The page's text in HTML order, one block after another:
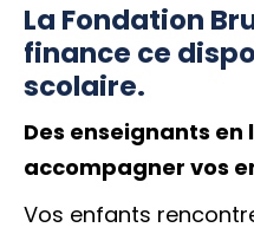
La Fondation
finance ce
scolaire.
Des enseignants en
accompagner vos
Vos enfants